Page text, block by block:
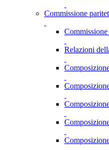
Commissione
Relazioni